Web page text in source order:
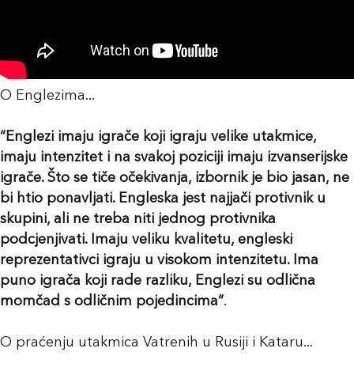
O Englezima...
“Englezi imaju igrače koji igraju velike utakmice,
imaju intenzitet i na svakoj poziciji imaju izvanserijske
igrače. Što se tiče očekivanja, izbornik je bio jasan, ne
bi htio ponavljati. Engleska jest najjači protivnik u
skupini, ali ne treba niti jednog protivnika
podcjenjivati. Imaju veliku kvalitetu, engleski
reprezentativci igraju u visokom intenzitetu. Ima
puno igrača koji rade razliku, Englezi su odlična
momčad s odličnim pojedincima”.
O praćenju utakmica Vatrenih u Rusiji i Kataru...